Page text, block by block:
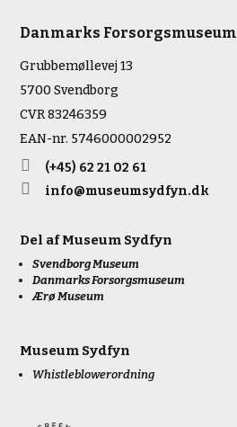
Danmarks Forsorgsmuseum
Grubbemøllevej 13
5700 Svendborg
CVR 83246359
EAN-nr. 5746000002952
 (+45) 62 21 02 61
 info@museumsydfyn.dk
Del afMuseum Sydfyn
Svendborg Museum
Danmarks Forsorgsmuseum
Ærø Museum
Museum Sydfyn
Whistleblowerordning